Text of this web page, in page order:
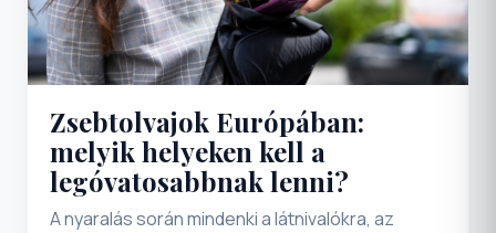
Zsebtolvajok Európában:
melyik helyeken kell a
legóvatosabbnak lenni?
A nyaralás során mindenki a látnivalókra, az